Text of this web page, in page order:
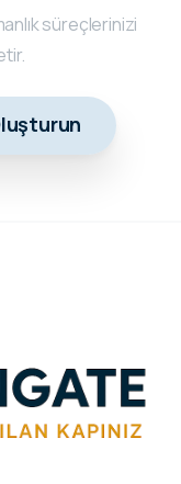
süreçlerinizi